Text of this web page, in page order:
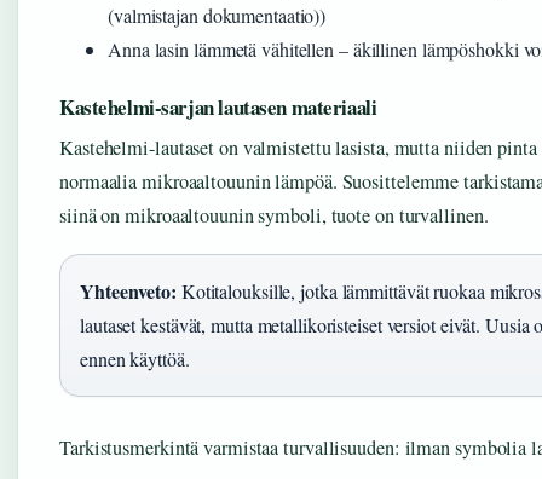
(valmistajan dokumentaatio))
Anna lasin lämmetä vähitellen – äkillinen lämpöshokki
Kastehelmi-sarjan lautasen materiaali
Kastehelmi-lautaset on valmistettu lasista, mutta niiden pinta
normaalia mikroaaltouunin lämpöä. Suosittelemme
siinä on mikroaaltouunin symboli, tuote on turvallinen.
Yhteenveto: Kotitalouksille, jotka lämmittävät ruokaa
lautaset kestävät, mutta metallikoristeiset versiot eivät. Uusia
ennen käyttöä.
Tarkistusmerkintä varmistaa turvallisuuden: ilman symbolia